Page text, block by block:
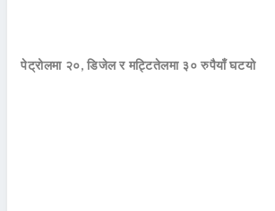
पेट्रोलमा २०, डिजेल र मट्टितेलमा ३० रुपैयाँ घटयो